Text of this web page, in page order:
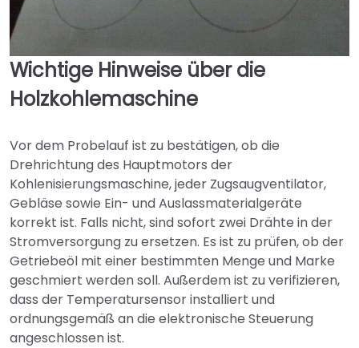
Wichtige Hinweise über die
Holzkohlemaschine
Vor dem Probelauf ist zu bestätigen, ob die
Drehrichtung des Hauptmotors der
Kohlenisierungsmaschine, jeder Zugsaugventilator,
Gebläse sowie Ein- und Auslassmaterialgeräte
korrekt ist. Falls nicht, sind sofort zwei Drähte in der
Stromversorgung zu ersetzen. Es ist zu prüfen, ob der
Getriebeöl mit einer bestimmten Menge und Marke
geschmiert werden soll. Außerdem ist zu verifizieren,
dass der Temperatursensor installiert und
ordnungsgemäß an die elektronische Steuerung
angeschlossen ist.